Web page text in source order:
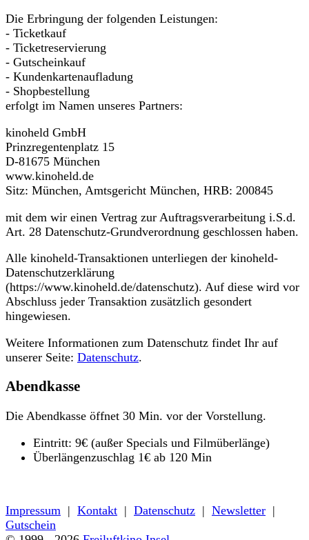
Die Erbringung der folgenden Leistungen:
- Ticketkauf
- Ticketreservierung
- Gutscheinkauf
- Kundenkartenaufladung
- Shopbestellung
erfolgt im Namen unseres Partners:
kinoheld GmbH
Prinzregentenplatz 15
D-81675 München
www.kinoheld.de
Sitz: München, Amtsgericht München, HRB: 200845
mit dem wir einen Vertrag zur Auftragsverarbeitung i.S.d.
Art. 28 Datenschutz-Grundverordnung geschlossen haben.
Alle kinoheld-Transaktionen unterliegen der kinoheld-
Datenschutzerklärung
(https://www.kinoheld.de/datenschutz). Auf diese wird vor
Abschluss jeder Transaktion zusätzlich gesondert
hingewiesen.
Weitere Informationen zum Datenschutz findet Ihr auf
unserer Seite: Datenschutz.
Abendkasse
Die Abendkasse öffnet 30 Min. vor der Vorstellung.
Eintritt: 9€ (außer Specials und Filmüberlänge)
Überlängenzuschlag 1€ ab 120 Min
Impressum | Kontakt | Datenschutz | Newsletter |
Gutschein